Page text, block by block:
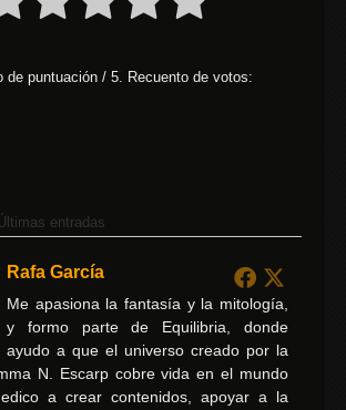
de puntuación / 5. Recuento de votos:
entradas
Rafa García
Me apasiona la fantasía y la mitología,
y formo parte de Equilibria, donde
ayudo a que el universo creado por la
N. Escarp cobre vida en el mundo
a crear contenidos, apoyar a la